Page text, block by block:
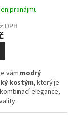
pronájmu
DPH
vám modrý
kostým, který je
elegance,